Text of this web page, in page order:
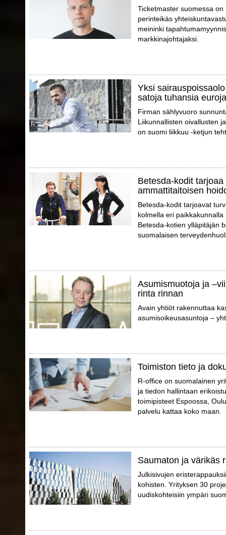
Ticketmaster suomessa
perinteikäs
meininki
markkinajohtajaksi.
Yksi
satoja tuhansia euroja
Firman sählyvuoro
Liikunnallisten oivallusten
on suomi liikkuu -ketjun
Betesda-kodit
ammattitaitoisen
Betesda-kodit tarjoavat
kolmella eri
Betesda-kotien ylläpitäjän
suomalaisen
Asumismuotoja ja
rinta rinnan
Avain yhtiöt rakennuttaa
asumisoikeusasuntoja –
Toimiston tieto ja
R-office on suomalainen
ja tiedon hallintaan
toimipisteet Espoossa,
palvelu kattaa koko maan.
Saumaton ja värikäs
Julkisivujen
kohisten. Yrityksen 30
uudiskohteisiin ympäri